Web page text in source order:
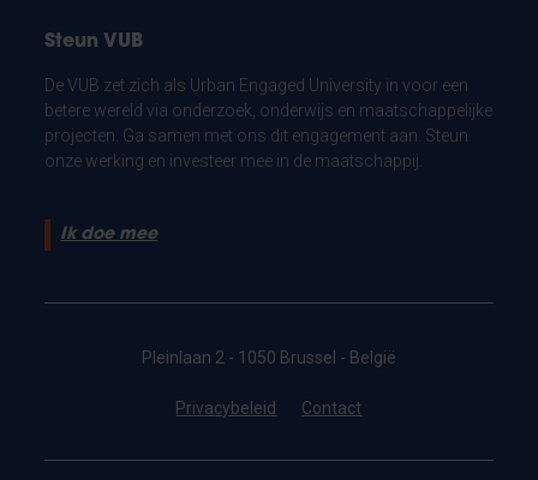
Steun VUB
De VUB zet zich als Urban Engaged University in voor een
betere wereld via onderzoek, onderwijs en maatschappelijke
projecten. Ga samen met ons dit engagement aan. Steun
onze werking en investeer mee in de maatschappij.
Ik doe mee
Pleinlaan 2 - 1050 Brussel - België
Privacybeleid Contact